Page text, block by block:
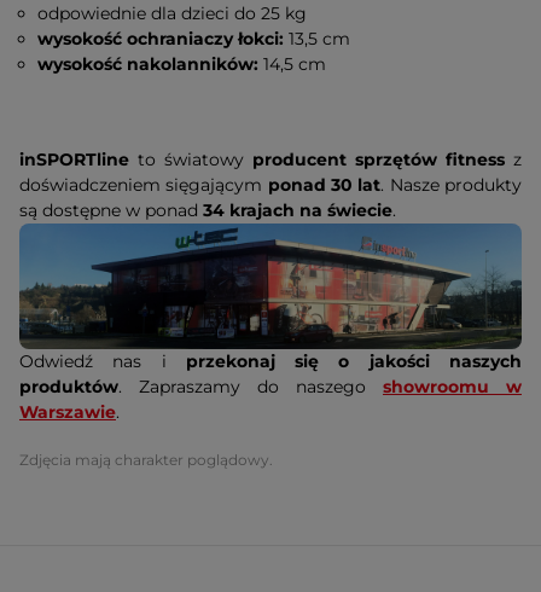
odpowiednie dla dzieci do 25 kg
wysokość ochraniaczy łokci: 13,5 cm
wysokość nakolanników: 14,5 cm
inSPORTline to światowy producent sprzętów fitness z
doświadczeniem sięgającym ponad 30 lat. Nasze produkty
są dostępne w ponad 34 krajach na świecie.
Odwiedź nas i przekonaj się o jakości naszych
produktów. Zapraszamy do naszego showroomu w
Warszawie.
Zdjęcia mają charakter poglądowy.